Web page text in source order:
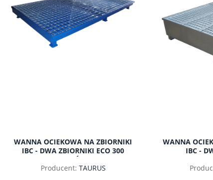
WANNA OCIEKOWA NA ZBIORNIKI
IBC - DWA ZBIORNIKI ECO 300
LITRÓW
Producent: TAURUS
WANNA
IBC -